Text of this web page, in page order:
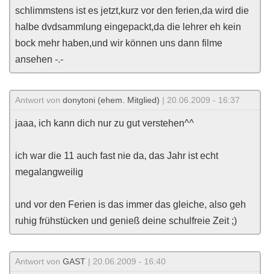
schlimmstens ist es jetzt,kurz vor den ferien,da wird die
halbe dvdsammlung eingepackt,da die lehrer eh kein
bock mehr haben,und wir können uns dann filme
ansehen -.-
Antwort von donytoni (ehem. Mitglied) | 20.06.2009 - 16:37
jaaa, ich kann dich nur zu gut verstehen^^
ich war die 11 auch fast nie da, das Jahr ist echt
megalangweilig
und vor den Ferien is das immer das gleiche, also geh
ruhig frühstücken und genieß deine schulfreie Zeit ;)
Antwort von GAST | 20.06.2009 - 16:40